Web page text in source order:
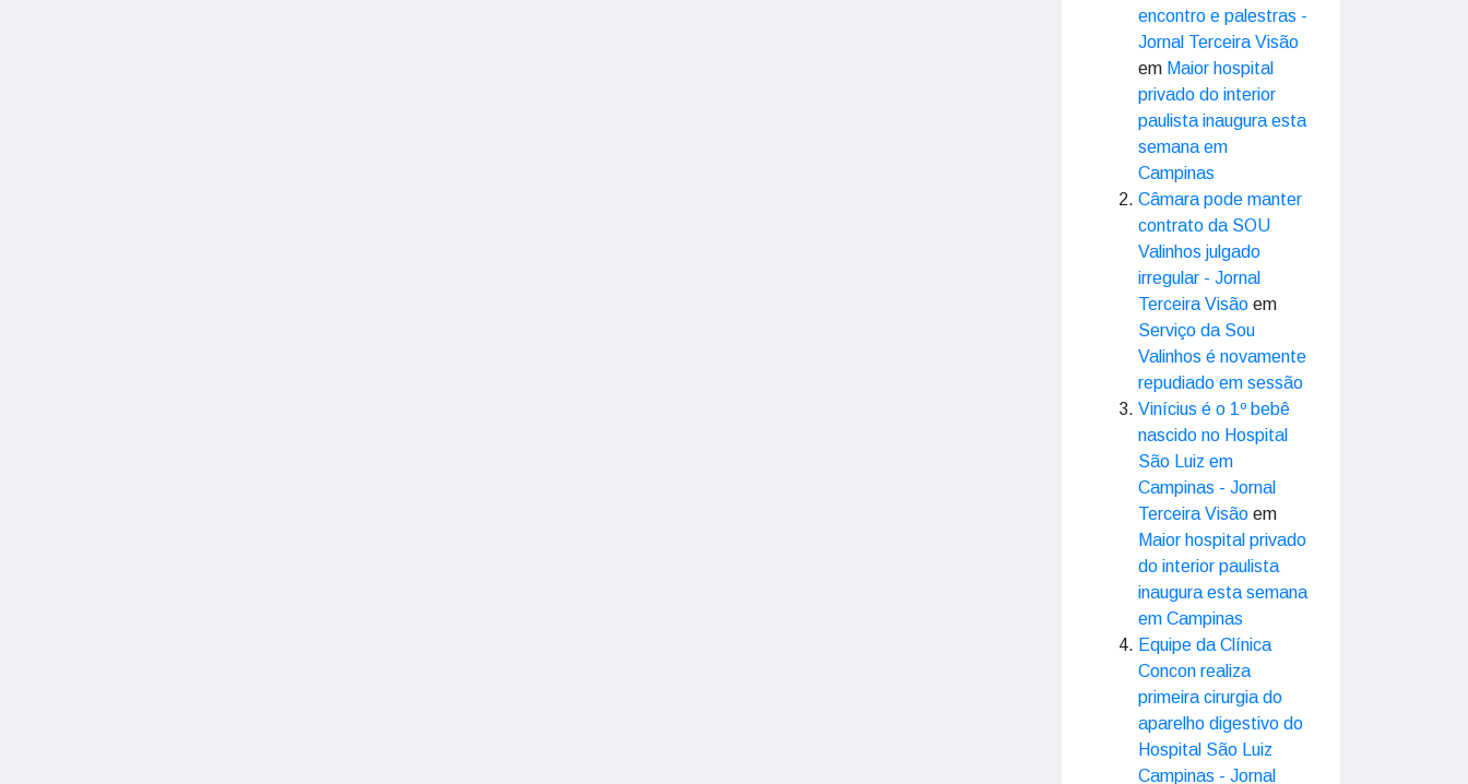
encontro e palestras -
Jornal Terceira Visão
em Maior hospital
privado do interior
paulista inaugura esta
semana em
Campinas
Câmara pode manter
contrato da SOU
Valinhos julgado
irregular - Jornal
Terceira Visão em
Serviço da Sou
Valinhos é novamente
repudiado em sessão
Vinícius é o 1º bebê
nascido no Hospital
São Luiz em
Campinas - Jornal
Terceira Visão em
Maior hospital privado
do interior paulista
inaugura esta semana
em Campinas
Equipe da Clínica
Concon realiza
primeira cirurgia do
aparelho digestivo do
Hospital São Luiz
Campinas - Jornal